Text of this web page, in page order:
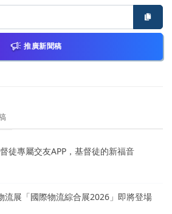
推廣新聞稿
徒專屬交友APP，基督徒的新福音
流展「國際物流綜合展2026」即將登場